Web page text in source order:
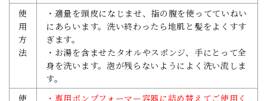
使
用
方
法
・適量を頭皮になじませ、指の腹を使ってていねい
にあらいます。洗い終わったら地肌と髪をよくすす
ぎます。
・お湯を含ませたタオルやスポンジ、手にとって全
身を洗います。泡が残らないようによく洗い流しま
す。
使
・専用ポンプフォーマー容器に詰め替えてご使用く